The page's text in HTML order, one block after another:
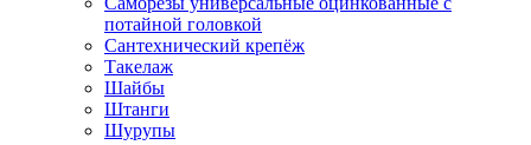
потайной головкой
Сантехнический крепёж
Такелаж
Шайбы
Штанги
Шурупы